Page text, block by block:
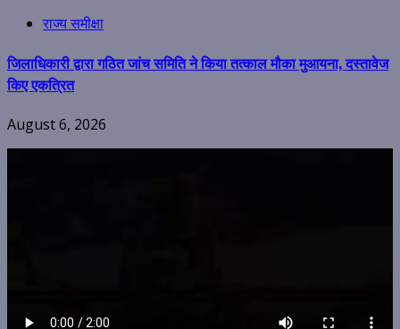
राज्य समीक्षा
जिलाधिकारी द्वारा गठित जांच समिति ने किया तत्काल मौका मुआयना, दस्तावेज
किए एकत्रित
August 6, 2026